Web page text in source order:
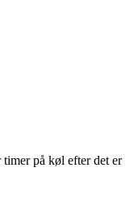
på køl efter det er